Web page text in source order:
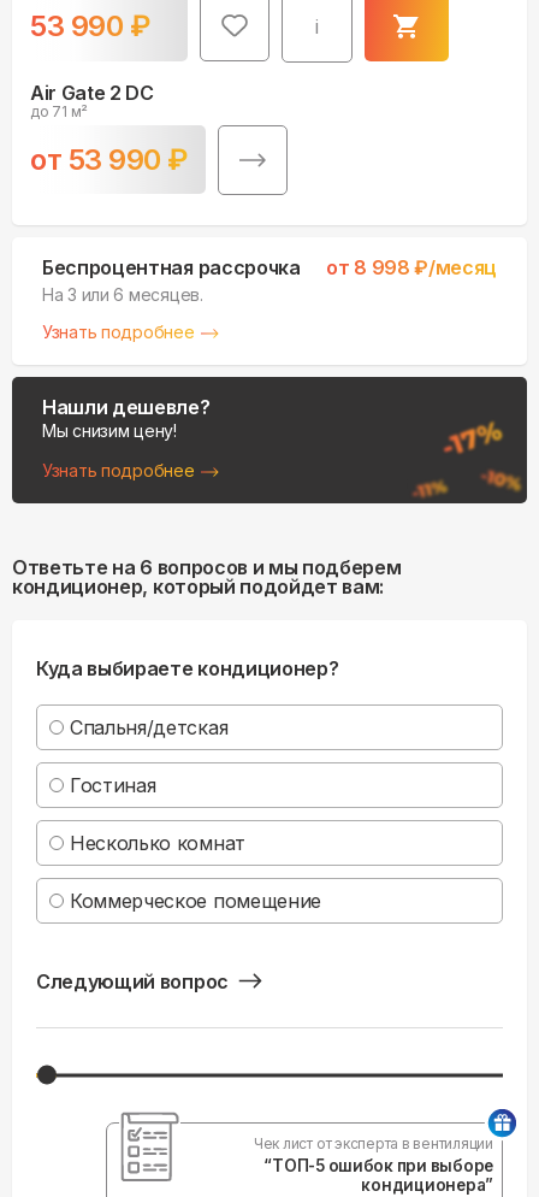
53 990 ₽ i
Air Gate 2 DC
до 71 м²
от 53 990 ₽
Беспроцентная рассрочка от 8 998 ₽/месяц
На 3 или 6 месяцев.
Узнать подробнее
Нашли дешевле?
Мы снизим цену!
Узнать подробнее
Ответьте на 6 вопросов и мы подберем
кондиционер, который подойдет вам:
Куда выбираете кондиционер?
Спальня/детская
Гостиная
Несколько комнат
Коммерческое помещение
Следующий вопрос
Чек лист от эксперта в вентиляции
“ТОП-5 ошибок при выборе
кондиционера”